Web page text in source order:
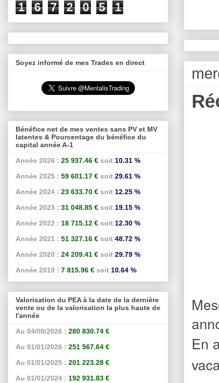
En
1 6 7 2 0 5 1
Soyez informé de mes Trades en direct
Bénéfice net de mes ventes sans PV et MV
latentes & Pourcentage du bénéfice du
capital année A-1
Année 2026 : 25 937.46 € soit 10.31 %
Année 2025 : 59 601.17 € soit 29.61 %
Année 2024 : 23 633.70 € soit 12.25 %
Année 2023 : 31 048.85 € soit 19.15 %
Année 2022 : 18 715.12 € soit 12.30 %
Année 2021 : 51 327.16 € soit 48.72 %
Année 2020 : 24 209.41 € soit 29.79 %
Année 2019 : 7 815.96 € soit 10.64 %
Valorisation du PEA à la date de la dernière
vente ou de la valorisation la plus haute de
l'année
Au 04/08/2026 : 280 830.74 €
Au 01/01/2026 : 251 567.64 €
Au 01/01/2025 : 201 223.28 €
Au 01/01/2024 : 192 931.83 €